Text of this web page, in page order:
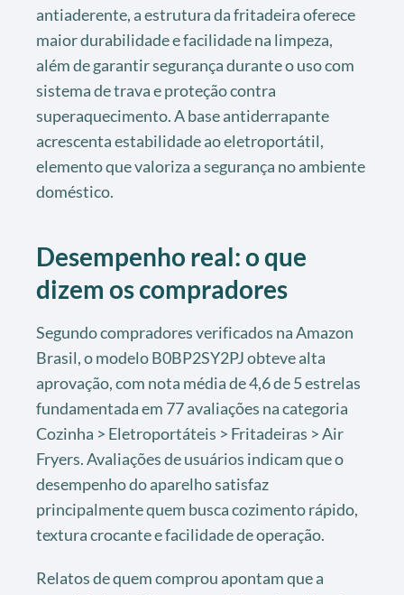
antiaderente, a estrutura da fritadeira oferece
maior durabilidade e facilidade na limpeza,
além de garantir segurança durante o uso com
sistema de trava e proteção contra
superaquecimento. A base antiderrapante
acrescenta estabilidade ao eletroportátil,
elemento que valoriza a segurança no ambiente
doméstico.
Desempenho real: o que
dizem os compradores
Segundo compradores verificados na Amazon
Brasil, o modelo B0BP2SY2PJ obteve alta
aprovação, com nota média de 4,6 de 5 estrelas
fundamentada em 77 avaliações na categoria
Cozinha > Eletroportáteis > Fritadeiras > Air
Fryers. Avaliações de usuários indicam que o
desempenho do aparelho satisfaz
principalmente quem busca cozimento rápido,
textura crocante e facilidade de operação.
Relatos de quem comprou apontam que a